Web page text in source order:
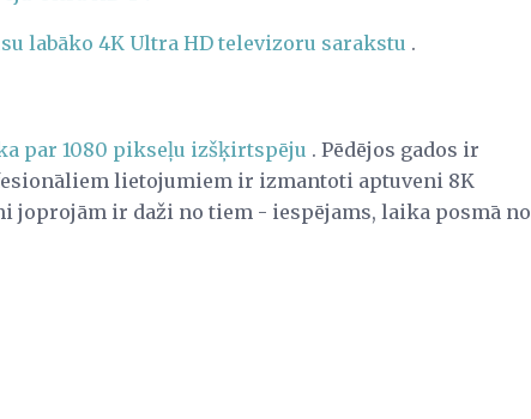
labāko 4K Ultra HD televizoru sarakstu .
par 1080 pikseļu izšķirtspēju . Pēdējos gados ir
lietojumiem ir izmantoti aptuveni 8K
ir daži no tiem - iespējams, laika posmā no